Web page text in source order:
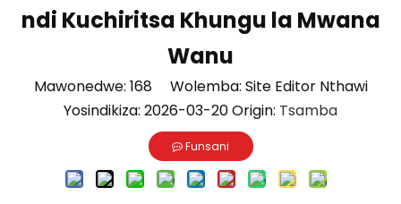
ndi Kuchiritsa Khungu la Mwana
Wanu
Mawonedwe: 168Wolemba: Site Editor Nthawi
Yosindikiza: 2026-03-20 Origin: Tsamba
Funsani